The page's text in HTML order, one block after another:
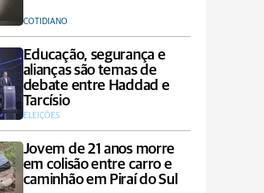
COTIDIANO
Educação, segurança e
alianças são temas de
debate entre Haddad e
Tarcísio
ELEIÇÕES
Jovem de 21 anos morre
em colisão entre carro e
caminhão em Piraí do Sul